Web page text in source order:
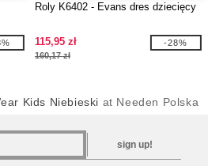
Roly K6402 - Evans dres dziecięcy
115,95 zł
160,17 zł
-28%
Kids Niebieski at Needen Polska
sign up!